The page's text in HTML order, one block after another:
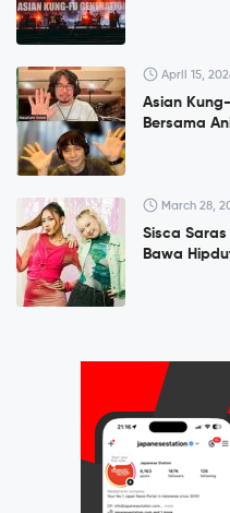
April 15,
Asian
Bersama
March 28,
Sisca Saras
Bawa